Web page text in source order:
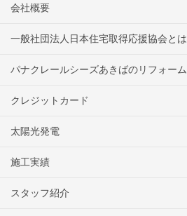
会社概要
一般社団法人日本住宅取得応援協会とは
パナクレールシーズあきばのリフォーム
クレジットカード
太陽光発電
施工実績
スタッフ紹介